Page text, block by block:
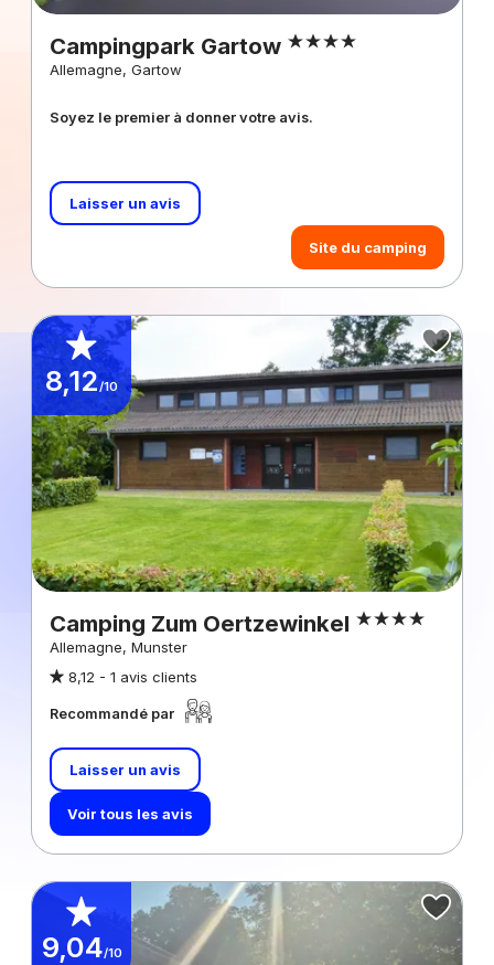
Campingpark Gartow
Allemagne, Gartow
Soyez le premier à donner votre avis.
Laisser un avis
Site du camping
8,12/10
Camping Zum Oertzewinkel
Allemagne, Munster
8,12 - 1 avis clients
Recommandé par
Laisser un avis
Voir tous les avis
9,04/10